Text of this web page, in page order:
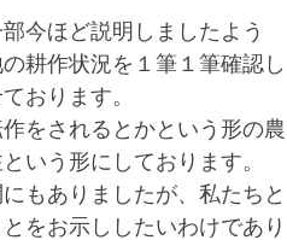
今ほど説明しましたよう
耕作状況を１筆１筆確認し
おります。
をされるとかという形の農
いう形にしております。
もありましたが、私たちと
をお示ししたいわけであり